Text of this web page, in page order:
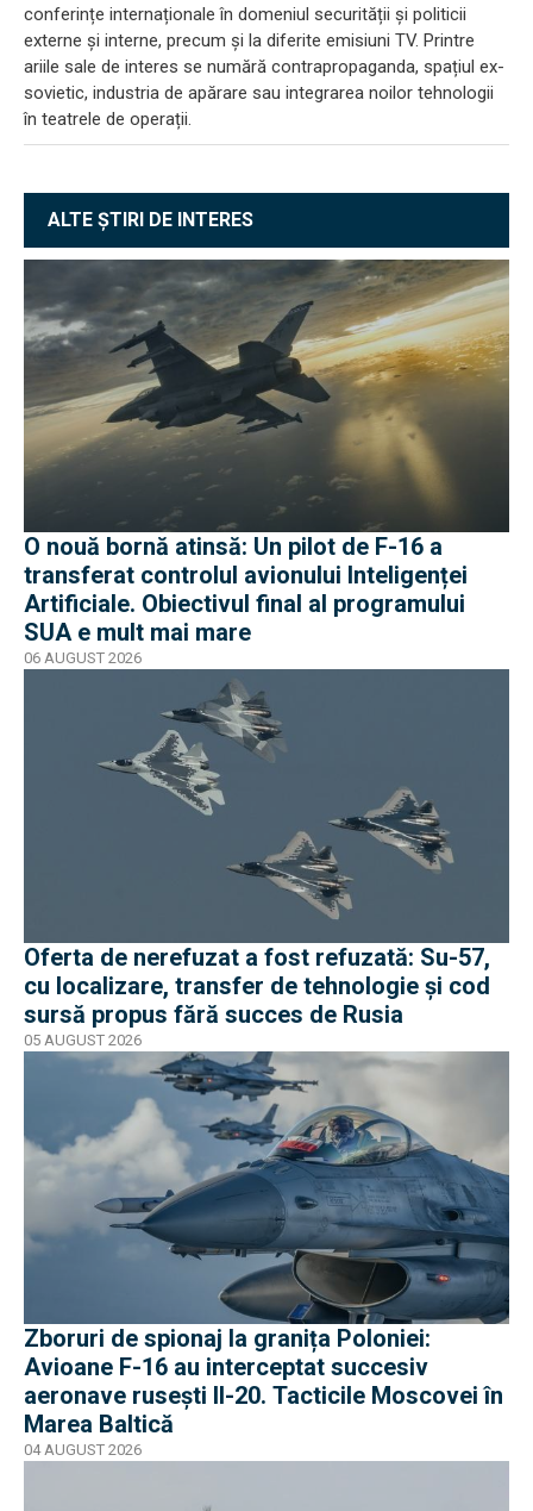
conferințe internaționale în domeniul securității și politicii
externe și interne, precum și la diferite emisiuni TV. Printre
ariile sale de interes se numără contrapropaganda, spațiul ex-
sovietic, industria de apărare sau integrarea noilor tehnologii
în teatrele de operații.
ALTE ȘTIRI DE INTERES
O nouă bornă atinsă: Un pilot de F-16 a
transferat controlul avionului Inteligenței
Artificiale. Obiectivul final al programului
SUA e mult mai mare
06 AUGUST 2026
Oferta de nerefuzat a fost refuzată: Su-57,
cu localizare, transfer de tehnologie și cod
sursă propus fără succes de Rusia
05 AUGUST 2026
Zboruri de spionaj la granița Poloniei:
Avioane F-16 au interceptat succesiv
aeronave rusești Il-20. Tacticile Moscovei în
Marea Baltică
04 AUGUST 2026